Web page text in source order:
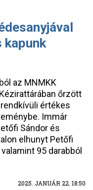
kapunk
az MNMKK
őrzött
értékes
Immár
Sándor és
elhunyt Petőfi
95 darabból
2025. JANUÁR 22. 18:50